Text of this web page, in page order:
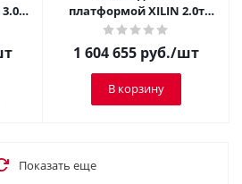
3.0м
платформой XILIN 2.0т
5.6м CDDK20
1 604 655 руб./шт
В корзину
Показать еще